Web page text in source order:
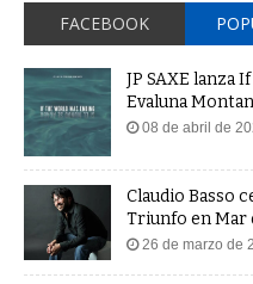
FACEBOOK
JP SAXE lanza
Evaluna
08 de abril de
Claudio Basso
Triunfo en Mar
26 de marzo de